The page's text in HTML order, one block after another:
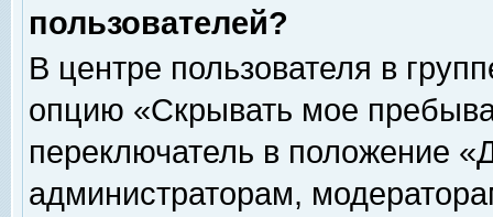
пользователей?
В центре пользователя в
опцию «Скрывать мое
переключатель в положение
администраторам,